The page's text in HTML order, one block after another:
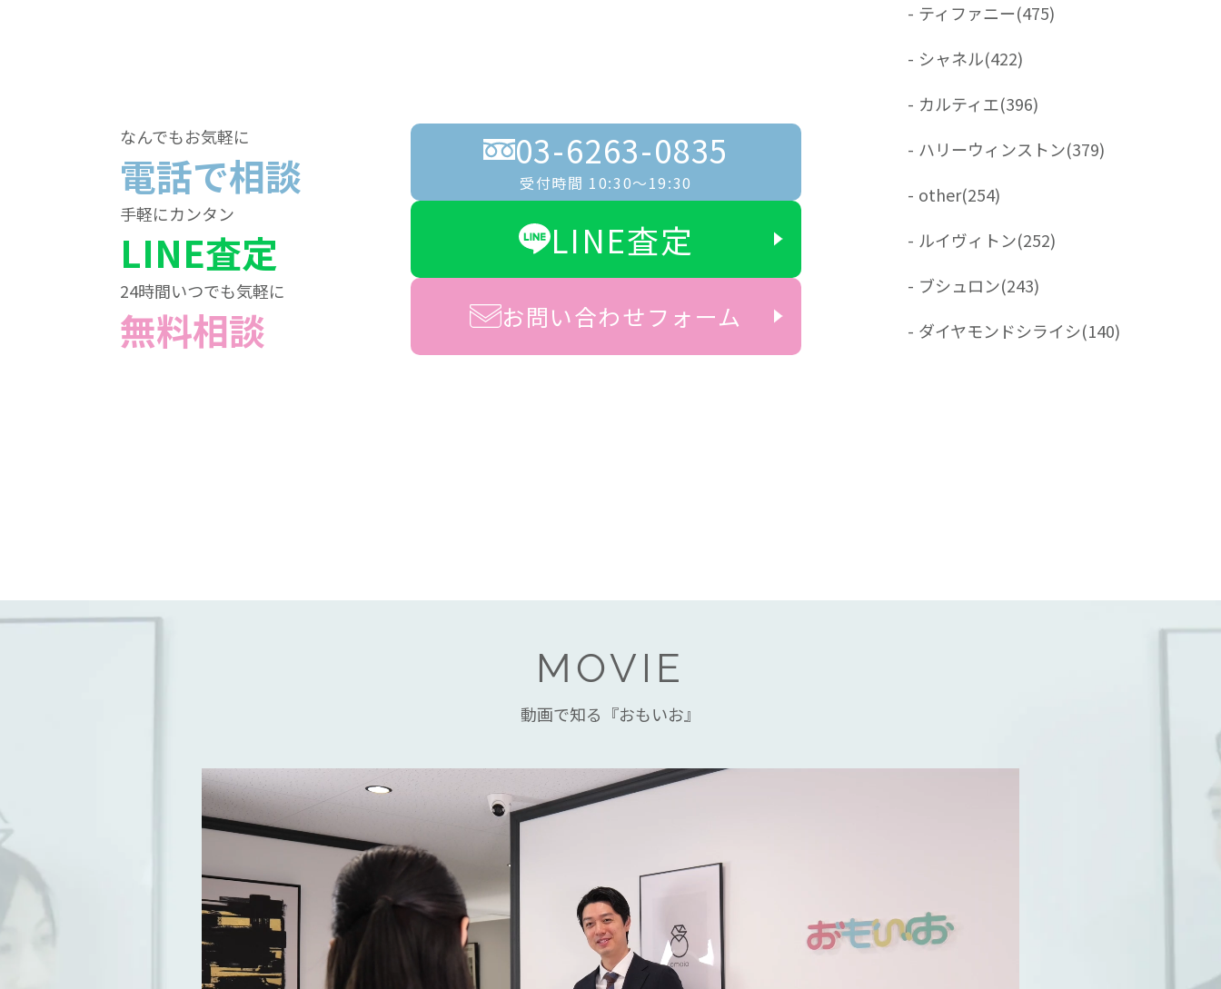
なんでもお気軽に
電話で相談 03-6263-0835
受付時間 10:30〜19:30
手軽にカンタン
LINE査定 LINE査定
24時間いつでも気軽に
無料相談 お問い合わせフォーム
- ティファニー(475)
- シャネル(422)
- カルティエ(396)
- ハリーウィンストン(379)
- other(254)
- ルイヴィトン(252)
- ブシュロン(243)
- ダイヤモンドシライシ(140)
MOVIE
動画で知る『おもいお』